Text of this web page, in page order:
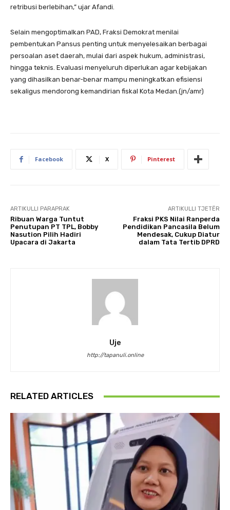
retribusi berlebihan,” ujar Afandi.
Selain mengoptimalkan PAD, Fraksi Demokrat menilai
pembentukan Pansus penting untuk menyelesaikan berbagai
persoalan aset daerah, mulai dari aspek hukum, administrasi,
hingga teknis. Evaluasi menyeluruh diperlukan agar kebijakan
yang dihasilkan benar-benar mampu meningkatkan efisiensi
sekaligus mendorong kemandirian fiskal Kota Medan.(jn/amr)
Facebook X Pinterest
ARTIKULLI PARAPRAK
Ribuan Warga Tuntut
Penutupan PT TPL, Bobby
Nasution Pilih Hadiri
Upacara di Jakarta
ARTIKULLI TJETËR
Fraksi PKS Nilai Ranperda
Pendidikan Pancasila Belum
Mendesak, Cukup Diatur
dalam Tata Tertib DPRD
Uje
http://tapanuli.online
RELATED ARTICLES